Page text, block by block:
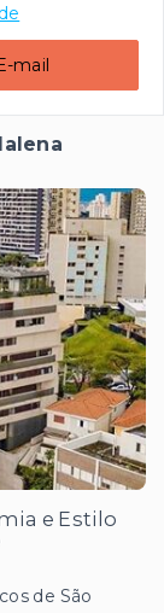
mail
e Estilo
de São